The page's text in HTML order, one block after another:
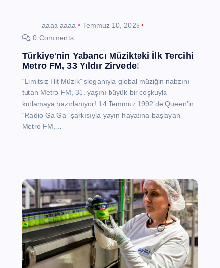
aaaa aaaa
Temmuz 10, 2025
0 Comments
Türkiye’nin Yabancı Müzikteki İlk Tercihi
Metro FM, 33 Yıldır Zirvede!
“Limitsiz Hit Müzik” sloganıyla global müziğin nabzını
tutan Metro FM, 33. yaşını büyük bir coşkuyla
kutlamaya hazırlanıyor! 14 Temmuz 1992’de Queen’in
“Radio Ga Ga” şarkısıyla yayın hayatına başlayan
Metro FM,…